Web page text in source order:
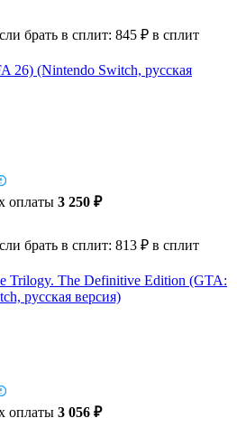
брать в сплит: 845 ₽ в сплит
26) (Nintendo Switch, русская
оплаты 3 250 ₽
брать в сплит: 813 ₽ в сплит
Trilogy. The Definitive Edition (GTA:
русская версия)
оплаты 3 056 ₽